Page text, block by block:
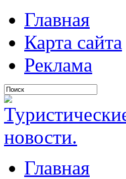
Главная
Карта сайта
Реклама
Главная